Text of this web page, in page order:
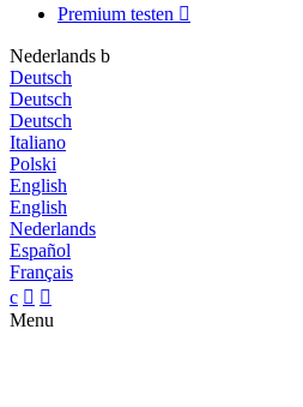
Premium testen 
Nederlands b
Deutsch
Deutsch
Deutsch
Italiano
Polski
English
English
Nederlands
Español
Français
c  
Menu